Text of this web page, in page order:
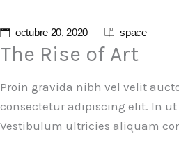
navigation
octubre 20, 2020 space
The Rise of Art
Proin gravida nibh vel velit
consectetur adipiscing elit. In
Vestibulum ultricies aliquam